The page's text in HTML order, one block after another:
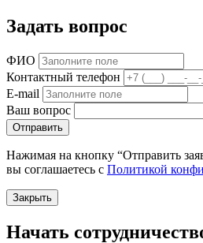
Задать вопрос
ФИО
Контактный телефон
E-mail
Ваш вопрос
Отправить
Нажимая на кнопку “Отправить
вы соглашаетесь с Политикой
Закрыть
Начать